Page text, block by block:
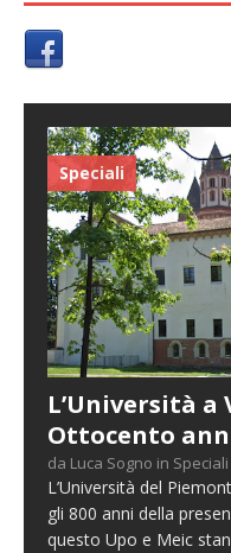
Speciali
L’Università a
Ottocento
da Luca Sogno in Speciali
L’Università del
gli 800 anni della
questo Upo e Meic